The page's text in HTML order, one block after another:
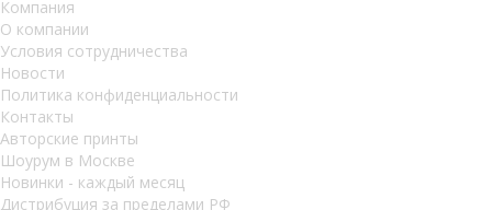
Компания
О компании
Условия сотрудничества
Новости
Политика конфиденциальности
Контакты
Авторские принты
Шоурум в Москве
Новинки - каждый месяц
Дистрибуция за пределами РФ